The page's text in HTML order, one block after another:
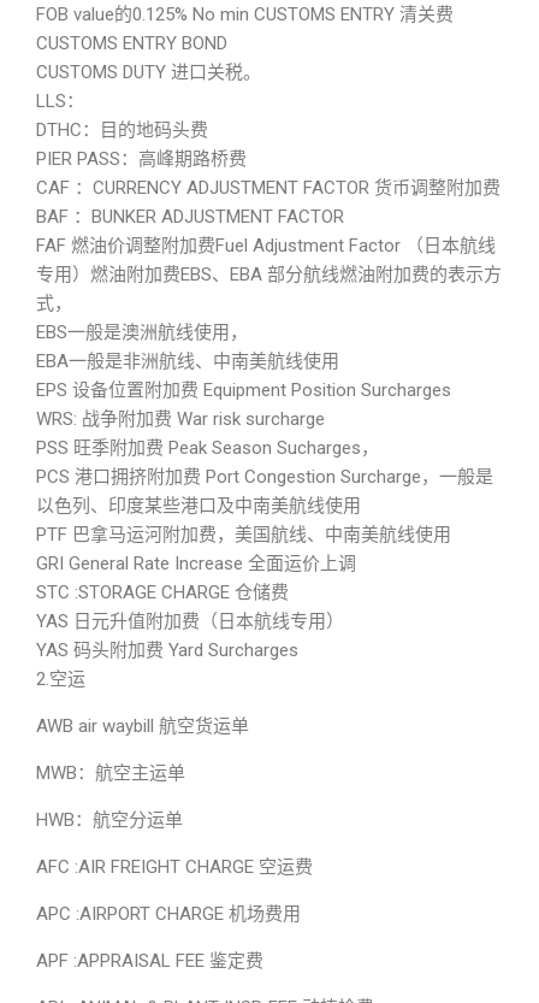
FOB value的0.125% No min CUSTOMS ENTRY 清关费
CUSTOMS ENTRY BOND
CUSTOMS DUTY 进口关税。
LLS：
DTHC：目的地码头费
PIER PASS：高峰期路桥费
CAF ：CURRENCY ADJUSTMENT FACTOR 货币调整附加费
BAF ：BUNKER ADJUSTMENT FACTOR
FAF 燃油价调整附加费Fuel Adjustment Factor （日本航线
专用）燃油附加费EBS、EBA 部分航线燃油附加费的表示方
式，
EBS一般是澳洲航线使用，
EBA一般是非洲航线、中南美航线使用
EPS 设备位置附加费 Equipment Position Surcharges
WRS: 战争附加费 War risk surcharge
PSS 旺季附加费 Peak Season Sucharges，
PCS 港口拥挤附加费 Port Congestion Surcharge，一般是
以色列、印度某些港口及中南美航线使用
PTF 巴拿马运河附加费，美国航线、中南美航线使用
GRI General Rate Increase 全面运价上调
STC :STORAGE CHARGE 仓储费
YAS 日元升值附加费（日本航线专用）
YAS 码头附加费 Yard Surcharges
2.空运
AWB air waybill 航空货运单
MWB：航空主运单
HWB：航空分运单
AFC :AIR FREIGHT CHARGE 空运费
APC :AIRPORT CHARGE 机场费用
APF :APPRAISAL FEE 鉴定费